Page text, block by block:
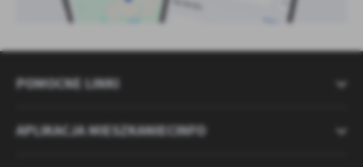
POMOCNE LINKI
APLIKACJA MIESZKANIECINFO